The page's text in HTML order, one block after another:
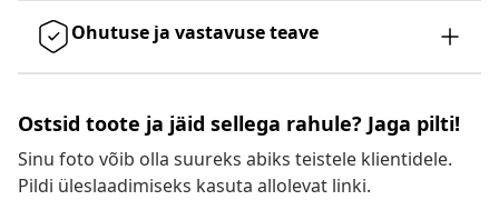
Ohutuse ja vastavuse teave
Ostsid toote ja jäid sellega rahule? Jaga pilti!
Sinu foto võib olla suureks abiks teistele klientidele.
Pildi üleslaadimiseks kasuta allolevat linki.